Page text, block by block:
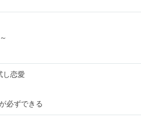
し恋愛
必ずできる